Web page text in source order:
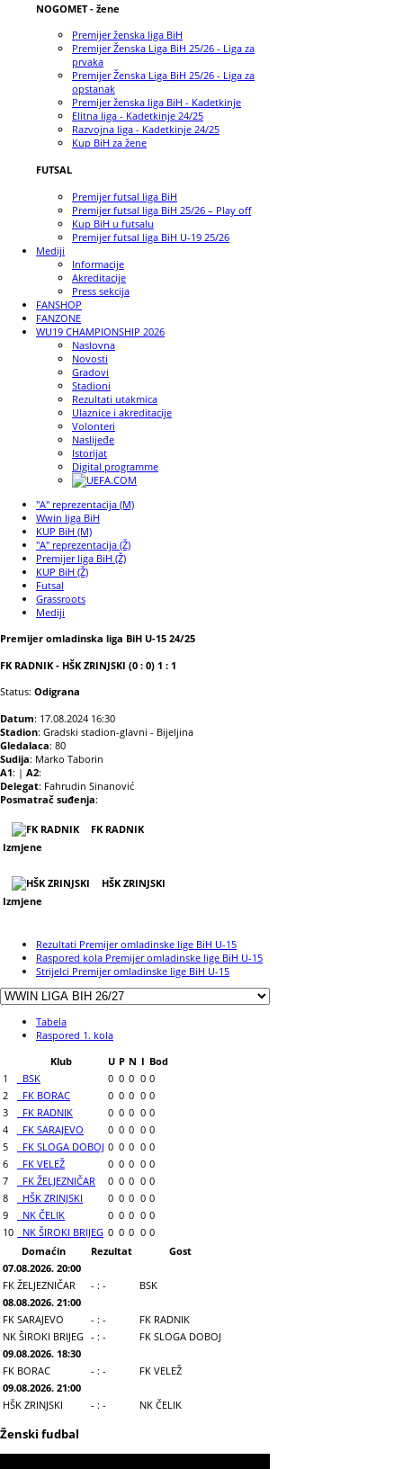
NOGOMET - žene
Premijer ženska liga BiH
Premijer Ženska Liga BiH 25/26 - Liga za
prvaka
Premijer Ženska Liga BiH 25/26 - Liga za
opstanak
Premijer ženska liga BiH - Kadetkinje
Elitna liga - Kadetkinje 24/25
Razvojna liga - Kadetkinje 24/25
Kup BiH za žene
FUTSAL
Premijer futsal liga BiH
Premijer futsal liga BiH 25/26 – Play off
Kup BiH u futsalu
Premijer futsal liga BiH U-19 25/26
Mediji
Informacije
Akreditacije
Press sekcija
FANSHOP
FANZONE
WU19 CHAMPIONSHIP 2026
Naslovna
Novosti
Gradovi
Stadioni
Rezultati utakmica
Ulaznice i akreditacije
Volonteri
Naslijeđe
Istorijat
Digital programme
"A" reprezentacija (M)
Wwin liga BiH
KUP BiH (M)
"A" reprezentacija (Ž)
Premijer liga BiH (Ž)
KUP BiH (Ž)
Futsal
Grassroots
Mediji
Premijer omladinska liga BiH U-15 24/25
FK RADNIK - HŠK ZRINJSKI (0 : 0) 1 : 1
Status: Odigrana
Datum: 17.08.2024 16:30
Stadion: Gradski stadion-glavni - Bijeljina
Gledalaca: 80
Sudija: Marko Taborin
A1: | A2:
Delegat: Fahrudin Sinanović
Posmatrač suđenja:
FK RADNIK
Izmjene
HŠK ZRINJSKI
Izmjene
Rezultati Premijer omladinske lige BiH U-15
Raspored kola Premijer omladinske lige BiH U-15
Strijelci Premijer omladinske lige BiH U-15
Tabela
Raspored 1. kola
Klub
U P N I Bod
1
BSK 0 0 0 0 0
2
FK BORAC 0 0 0 0 0
3
FK RADNIK 0 0 0 0 0
4
FK SARAJEVO 0 0 0 0 0
5
FK SLOGA DOBOJ 0 0 0 0 0
6
FK VELEŽ 0 0 0 0 0
7
FK ŽELJEZNIČAR 0 0 0 0 0
8
HŠK ZRINJSKI 0 0 0 0 0
9
NK ČELIK 0 0 0 0 0
10
NK ŠIROKI BRIJEG 0 0 0 0 0
Domaćin
Rezultat
Gost
07.08.2026. 20:00
FK ŽELJEZNIČAR
- : -
BSK
08.08.2026. 21:00
FK SARAJEVO
- : -
FK RADNIK
NK ŠIROKI BRIJEG - : -
FK SLOGA DOBOJ
09.08.2026. 18:30
FK BORAC
- : -
FK VELEŽ
09.08.2026. 21:00
HŠK ZRINJSKI
- : - NK ČELIK
Ženski fudbal